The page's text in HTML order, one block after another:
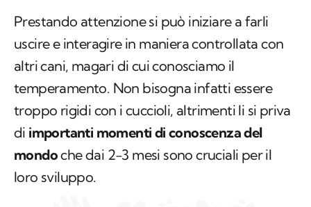
Prestando attenzione si può iniziare a farli
uscire e interagire in maniera controllata con
altri cani, magari di cui conosciamo il
temperamento. Non bisogna infatti essere
troppo rigidi con i cuccioli, altrimenti li si priva
di importanti momenti di conoscenza del
mondoche dai 2-3 mesi sono cruciali per il
loro sviluppo.